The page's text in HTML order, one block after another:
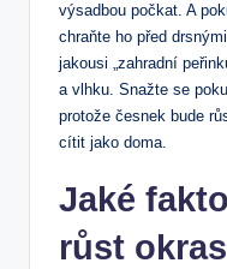
výsadbou počkat. A
chraňte ho⁤ před
jakousi ‍„zahradní
a vlhku. Snažte se
protože česnek bude
⁤cítit jako doma.
Jaké
‍růst